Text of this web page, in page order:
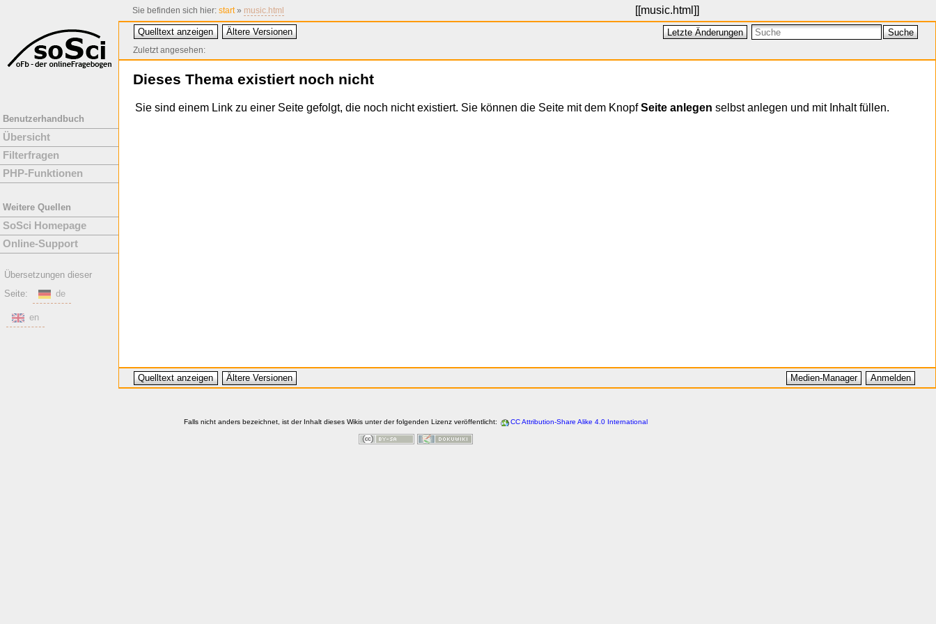
[[music.html ]]
Sie befinden sich hier: start» music.html
Benutzerhandbuch
Übersicht
Filterfragen
PHP-Funktionen
Weitere Quellen
SoSci Homepage
Online-Support
Übersetzungen dieser
Seite:
de
en
Quelltext anzeigen Ältere Versionen Letzte Änderungen Suche
Zuletzt angesehen:
Dieses Thema existiert noch nicht
Sie sind einem Link zu einer Seite gefolgt, die noch nicht existiert. Sie können die Seite mit dem KnopfSeite anlegen selbst anlegen und mit Inhalt füllen.
Quelltext anzeigen Ältere Versionen Medien-Manager Anmelden
Falls nicht anders bezeichnet, ist der Inhalt dieses Wikis unter der folgenden Lizenz veröffentlicht: CC Attribution-Share Alike 4.0 International